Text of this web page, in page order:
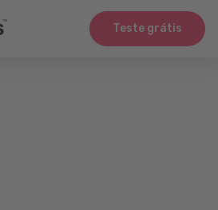
Teste grátis